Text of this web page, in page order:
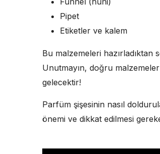
Pipet
Etiketler ve kalem
Bu malzemeleri hazırladıktan
Unutmayın, doğru
gelecektir!
Parfüm şişesinin nasıl
önemi ve dikkat edilmesi